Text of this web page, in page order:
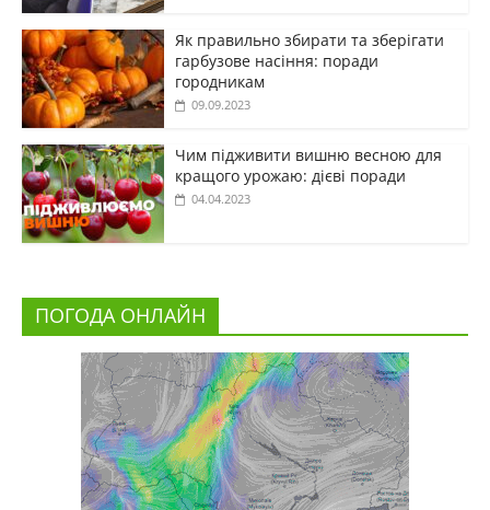
Як правильно збирати та зберігати
гарбузове насіння: поради
городникам
09.09.2023
Чим підживити вишню весною для
кращого урожаю: дієві поради
04.04.2023
ПОГОДА ОНЛАЙН